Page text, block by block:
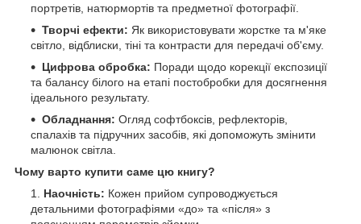
портретів, натюрмортів та предметної фотографії.
Творчі ефекти: Як використовувати жорстке та м'яке
світло, відблиски, тіні та контрасти для передачі об'єму.
Цифрова обробка: Поради щодо корекції експозиції
та балансу білого на етапі постобробки для досягнення
ідеального результату.
Обладнання: Огляд софтбоксів, рефлекторів,
спалахів та підручних засобів, які допоможуть змінити
малюнок світла.
Чому варто купити саме цю книгу?
Наочність: Кожен прийом супроводжується
детальними фотографіями «до» та «після» з